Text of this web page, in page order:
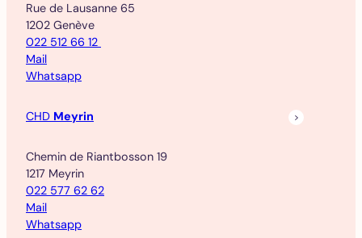
Rue de Lausanne 65
1202 Genève
022 512 66 12
Mail
Whatsapp
CHD Meyrin
Chemin de Riantbosson 19
1217 Meyrin
022 577 62 62
Mail
Whatsapp